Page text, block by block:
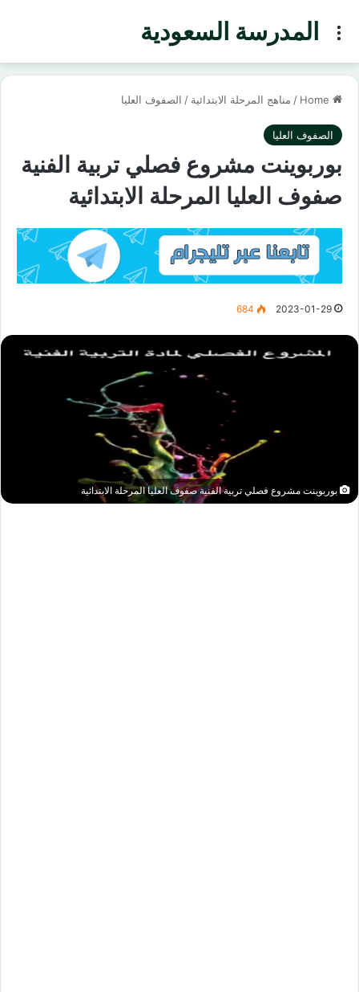
المدرسة السعوديةMenu
/ مناهج المرحلة الابتدائية / الصفوف العليا
الصفوف العليا
بوربوينت مشروع فصلي تربية الفنية
صفوف العليا المرحلة الابتدائية
2023-01-29
684
بوربوينت مشروع فصلي تربية الفنية صفوف العليا المرحلة الابتدائية